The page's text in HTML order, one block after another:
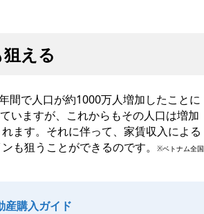
える
間で人口が約1000万人増加したことに
いますが、これからもその人口は増加
ます。それに伴って、家賃収入による
も狙うことができるのです。
※ベトナム全国
産購入ガイド